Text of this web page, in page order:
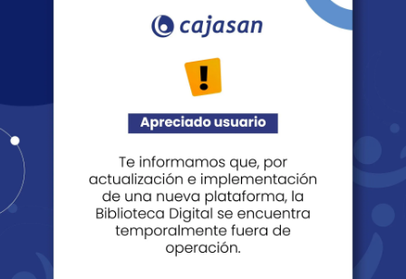
Para cambiar al contenido de tu interés más
adelante recuerda utilizar el menú
Entendido